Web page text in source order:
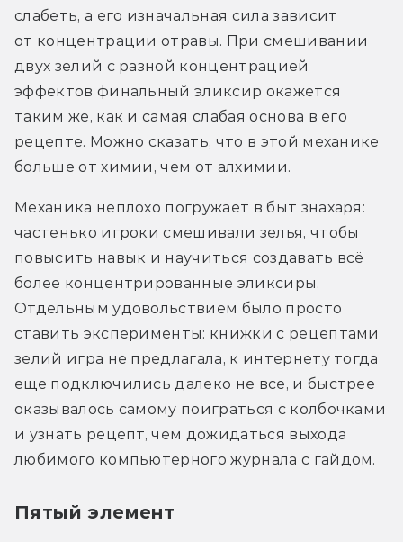
слабеть, а его изначальная сила зависит
от концентрации отравы. При смешивании
двух зелий с разной концентрацией
эффектов финальный эликсир окажется
таким же, как и самая слабая основа в его
рецепте. Можно сказать, что в этой механике
больше от химии, чем от алхимии.
Механика неплохо погружает в быт знахаря:
частенько игроки смешивали зелья, чтобы
повысить навык и научиться создавать всё
более концентрированные эликсиры.
Отдельным удовольствием было просто
ставить эксперименты: книжки с рецептами
зелий игра не предлагала, к интернету тогда
еще подключились далеко не все, и быстрее
оказывалось самому поиграться с колбочками
и узнать рецепт, чем дожидаться выхода
любимого компьютерного журнала с гайдом.
Пятый элемент